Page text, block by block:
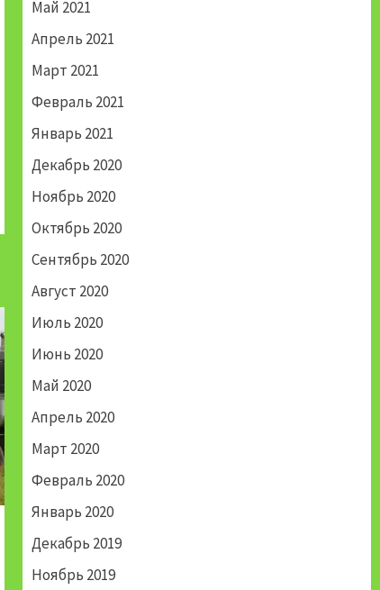
Май 2021
Апрель 2021
Март 2021
Февраль 2021
Январь 2021
Декабрь 2020
Ноябрь 2020
Октябрь 2020
Сентябрь 2020
Август 2020
Июль 2020
Июнь 2020
Май 2020
Апрель 2020
Март 2020
Февраль 2020
Январь 2020
Декабрь 2019
Ноябрь 2019